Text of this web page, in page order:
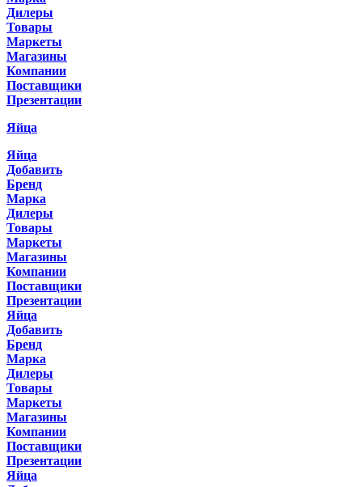
Дилеры
Товары
Маркеты
Магазины
Компании
Поставщики
Презентации
Яйца
Яйца
Добавить
Бренд
Марка
Дилеры
Товары
Маркеты
Магазины
Компании
Поставщики
Презентации
Яйца
Добавить
Бренд
Марка
Дилеры
Товары
Маркеты
Магазины
Компании
Поставщики
Презентации
Яйца